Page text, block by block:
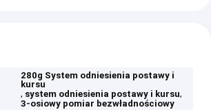
280g System odniesienia postawy i
kursu
, system odniesienia postawy i kursu,
3-osiowy pomiar bezwładnościowy